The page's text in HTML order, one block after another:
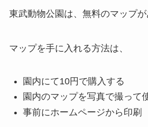
東武動物公園は、無料のマップが
マップを手に入れる方法は、
園内にて10円で購入する
園内のマップを写真で撮って
事前にホームページから印刷